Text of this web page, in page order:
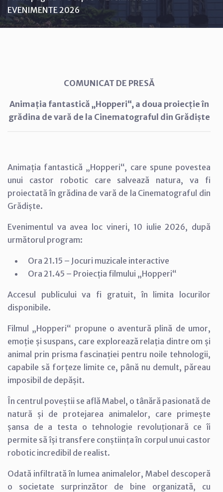
EVENIMENTE 2026
COMUNICAT DE PRESĂ
Animația fantastică „Hopperi“, a doua proiecție în
grădina de vară de la Cinematograful din Grădiște
Animația fantastică „Hopperi“, care spune povestea
unui castor robotic care salvează natura, va fi
proiectată în grădina de vară de la Cinematograful din
Grădiște.
Evenimentul va avea loc vineri, 10 iulie 2026, după
următorul program:
Ora 21.15 – Jocuri muzicale interactive
Ora 21.45 – Proiecția filmului „Hopperi“
Accesul publicului va fi gratuit, în limita locurilor
disponibile.
Filmul „Hopperi“ propune o aventură plină de umor,
emoție și suspans, care explorează relația dintre om și
animal prin prisma fascinației pentru noile tehnologii,
capabile să forțeze limite ce, până nu demult, păreau
imposibil de depășit.
În centrul poveștii se află Mabel, o tânără pasionată de
natură și de protejarea animalelor, care primește
șansa de a testa o tehnologie revoluționară ce îi
permite să își transfere conștiința în corpul unui castor
robotic incredibil de realist.
Odată infiltrată în lumea animalelor, Mabel descoperă
o societate surprinzător de bine organizată, cu